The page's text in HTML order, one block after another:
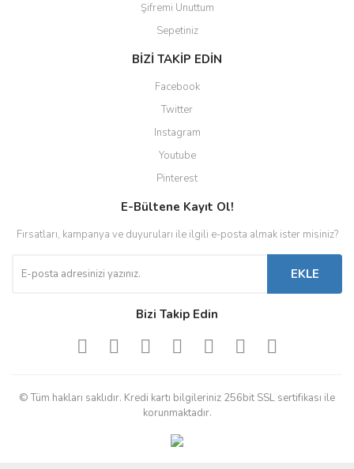
Şifremi Unuttum
Sepetiniz
BİZİ TAKİP EDİN
Facebook
Twitter
Instagram
Youtube
Pinterest
E-Bültene Kayıt Ol!
Fırsatları, kampanya ve duyuruları ile ilgili e-posta almak ister misiniz?
EKLE
Bizi Takip Edin
© Tüm hakları saklıdır. Kredi kartı bilgileriniz 256bit SSL sertifikası ile
korunmaktadır.